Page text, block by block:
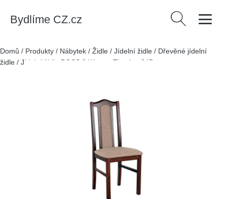
Bydlíme CZ.cz Vyhledávání
Domů / Produkty / Nábytek / Židle / Jídelní židle / Dřevěné jídelní
židle / Jídelní židle BOSS 2 Wenge Tkanina 24B